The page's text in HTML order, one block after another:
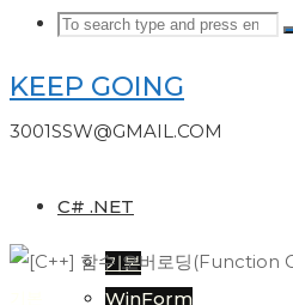
Search
Search
KEEP GOING
3001SSW@GMAIL.COM
C# .NET
기본
WinForm